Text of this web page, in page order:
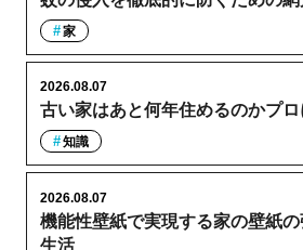
家
古い家はあと何年住めるのかプ
2026.08.07
知識
機能性壁紙で実現する家の壁紙
生活
2026.08.07